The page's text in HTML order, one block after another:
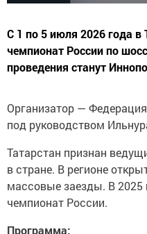
С 1 по 5 июля 2026 года в
чемпионат России по
проведения станут
Организатор —
под руководством
Татарстан признан
в стране. В регионе
массовые заезды. В 2025
чемпионат России.
Программа: